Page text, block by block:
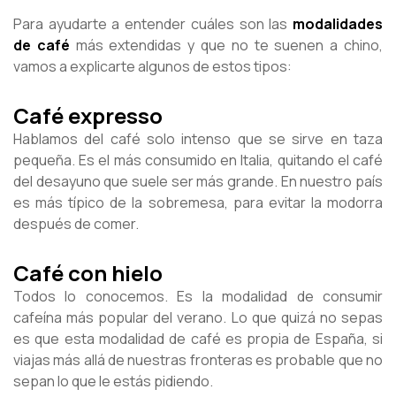
Para ayudarte a entender cuáles son las modalidades
de café más extendidas y que no te suenen a chino,
vamos a explicarte algunos de estos tipos:
Café expresso
Hablamos del café solo intenso que se sirve en taza
pequeña. Es el más consumido en Italia, quitando el café
del desayuno que suele ser más grande. En nuestro país
es más típico de la sobremesa, para evitar la modorra
después de comer.
Café con hielo
Todos lo conocemos. Es la modalidad de consumir
cafeína más popular del verano. Lo que quizá no sepas
es que esta modalidad de café es propia de España, si
viajas más allá de nuestras fronteras es probable que no
sepan lo que le estás pidiendo.